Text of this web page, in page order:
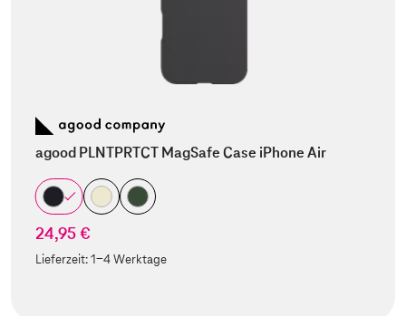
agood PLNTPRTCT MagSafe Case iPhone Air
24,95 €
Lieferzeit:1-4 Werktage